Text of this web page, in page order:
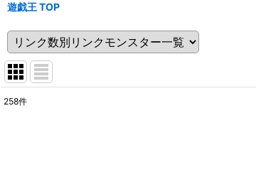
遊戯王 TOP
258件